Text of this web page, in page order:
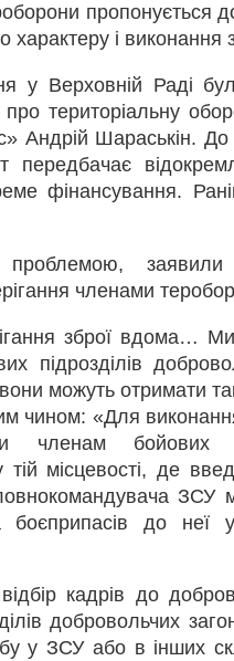
пропонується
характеру і виконання
у Верховній Раді
територіальну
Андрій Шараськін.
передбачає
фінансування.
заявили
членами
зброї вдома…
підрозділів
можуть отримати
чином: «Для
членам бойових
тій місцевості, де
ЗСУ
боєприпасів до
кадрів до
добровольчих
у ЗСУ або в інших